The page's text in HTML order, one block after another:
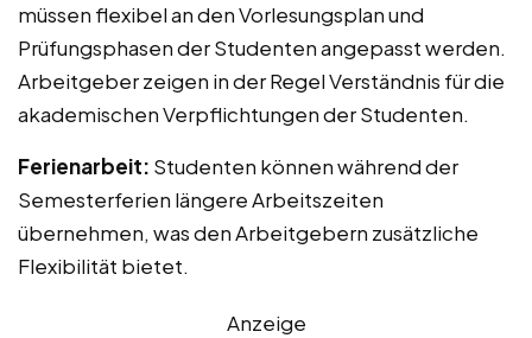
müssen flexibel an den Vorlesungsplan und
Prüfungsphasen der Studenten angepasst werden.
Arbeitgeber zeigen in der Regel Verständnis für die
akademischen Verpflichtungen der Studenten.
Ferienarbeit: Studenten können während der
Semesterferien längere Arbeitszeiten
übernehmen, was den Arbeitgebern zusätzliche
Flexibilität bietet.
Anzeige